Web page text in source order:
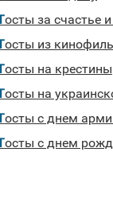
Тосты за счастье
Тосты из
Тосты на крестины
Тосты на
Тосты с днем
Тосты с днем